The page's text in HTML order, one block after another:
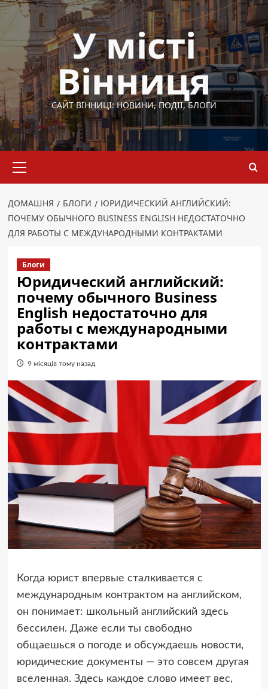
Перейти
до
вмісту
У місті
Вінниця
САЙТ ВІННИЦІ: НОВИНИ, ПОДІЇ, БЛОГИ
меню
ДОМАШНЯ БЛОГИ
ЮРИДИЧЕСКИЙ АНГЛИЙСКИЙ:
ПОЧЕМУ ОБЫЧНОГО BUSINESS ENGLISH НЕДОСТАТОЧНО
ДЛЯ РАБОТЫ С МЕЖДУНАРОДНЫМИ КОНТРАКТАМИ
Блоги
Юридический английский:
почему обычного Business
English недостаточно для
работы с международными
контрактами
9 місяців тому назад
Когда юрист впервые сталкивается с
международным контрактом на английском,
он понимает: школьный английский здесь
бессилен. Даже если ты свободно
общаешься о погоде и обсуждаешь новости,
юридические документы — это совсем другая
вселенная. Здесь каждое слово имеет вес,